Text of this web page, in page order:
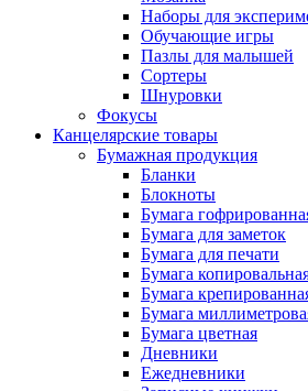
Наборы для
Обучающие игры
Пазлы для малышей
Сортеры
Шнуровки
Фокусы
Канцелярские товары
Бумажная продукция
Бланки
Блокноты
Бумага
Бумага для заметок
Бумага для печати
Бумага
Бумага
Бумага
Бумага цветная
Дневники
Ежедневники